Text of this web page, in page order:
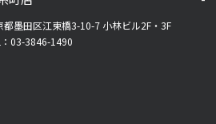
都墨田区江東橋3-10-7 小林ビル2F・3F
：03-3846-1490